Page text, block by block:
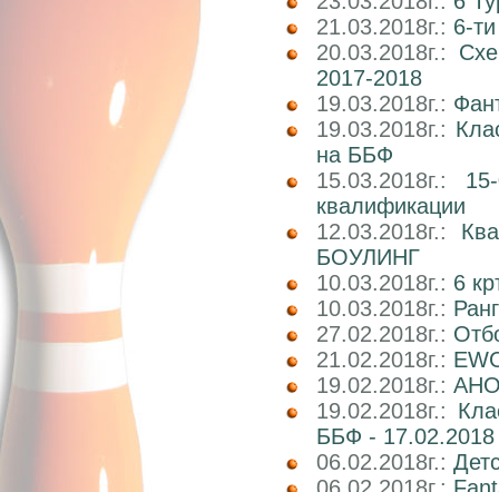
21.03.2018г.: 6-
20.03.2018г.:
2017-2018
19.03.2018г.:
19.03.2018г.:
на ББФ
15.03.2018г.:
квалификации
12.03.2018г.:
БОУЛИНГ
10.03.2018г.: 6
10.03.2018г.:
27.02.2018г.:
21.02.2018г.:
19.02.2018г.:
19.02.2018г.:
ББФ - 17.02.2018
06.02.2018г.: